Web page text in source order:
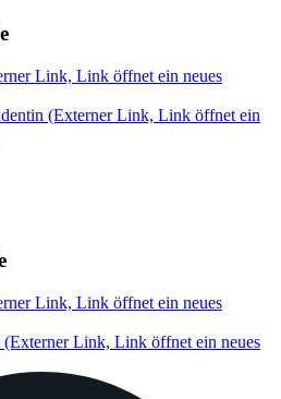
Link, Link öffnet ein neues
(Externer Link, Link öffnet ein
Link, Link öffnet ein neues
(Externer Link, Link öffnet ein neues